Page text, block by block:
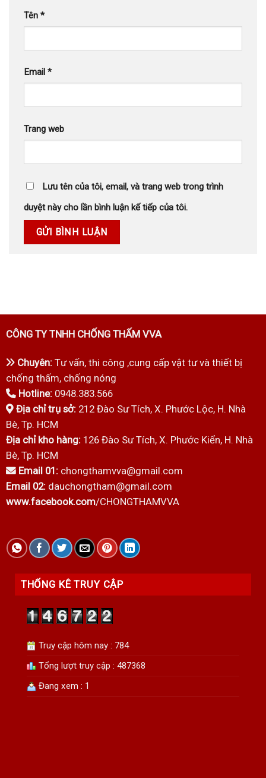
Tên *
Email *
Trang web
Lưu tên của tôi, email, và trang web trong trình
duyệt này cho lần bình luận kế tiếp của tôi.
CÔNG TY TNHH CHỐNG THẤM VVA
Chuyên:Tư vấn, thi công ,cung cấp vật tư và thiết bị
chống thấm, chống nóng
Hotline:0948.383.566
Địa chỉ trụ sở:212 Đào Sư Tích, X. Phước Lộc, H. Nhà
Bè, Tp. HCM
Địa chỉ kho hàng:126 Đào Sư Tích, X. Phước Kiển, H. Nhà
Bè, Tp. HCM
Email 01:chongthamvva@gmail.com
Email 02:dauchongtham@gmail.com
www.facebook.com/CHONGTHAMVVA
THỐNG KÊ TRUY CẬP
Truy cập hôm nay : 784
Tổng lượt truy cập : 487368
Đang xem : 1